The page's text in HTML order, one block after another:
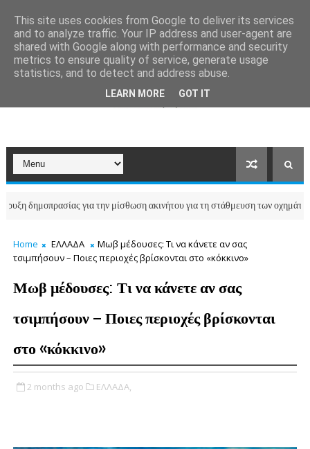
για την μίσθωση ακινήτου για τη στάθμευση των οχημάτων του
Home ΕΛΛΑΔΑ
Μωβ μέδουσες: Τι να κάνετε αν σας
τσιμπήσουν – Ποιες περιοχές βρίσκονται στο «κόκκινο»
Μωβ μέδουσες: Τι να κάνετε αν σας
τσιμπήσουν – Ποιες περιοχές βρίσκονται
στο «κόκκινο»
2 months ago ΕΛΛΑΔΑ,
This site uses cookies from Google to deliver its services
and to analyze traffic. Your IP address and user-agent are
shared with Google along with performance and security
metrics to ensure quality of service, generate usage
statistics, and to detect and address abuse.
LEARN MORE GOT IT